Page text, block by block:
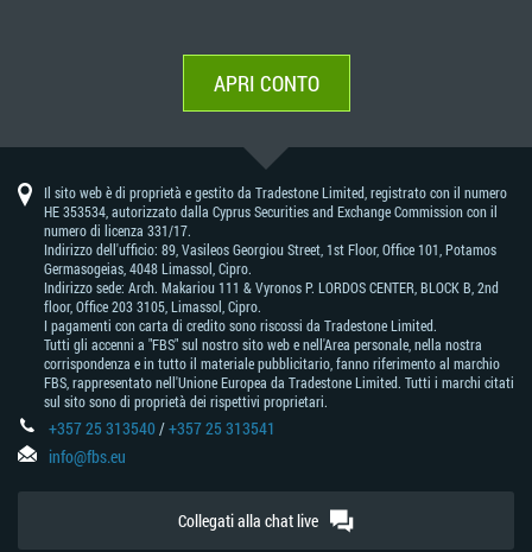
APRI CONTO
Il sito web è di proprietà e gestito da Tradestone Limited, registrato con il numero
HE 353534, autorizzato dalla Cyprus Securities and Exchange Commission con il
numero di licenza 331/17.
Indirizzo dell'ufficio: 89, Vasileos Georgiou Street, 1st Floor, Office 101, Potamos
Germasogeias, 4048 Limassol, Cipro.
Indirizzo sede: Arch. Makariou 111 & Vyronos Р. LORDOS CENTER, BLOCK В, 2nd
floor, Office 203 3105, Limassol, Cipro.
I pagamenti con carta di credito sono riscossi da Tradestone Limited.
Tutti gli accenni a "FBS" sul nostro sito web e nell'Area personale, nella nostra
corrispondenza e in tutto il materiale pubblicitario, fanno riferimento al marchio
FBS, rappresentato nell'Unione Europea da Tradestone Limited. Tutti i marchi citati
sul sito sono di proprietà dei rispettivi proprietari.
+357 25 313540/+357 25 313541
info@fbs.eu
Collegati alla chat live